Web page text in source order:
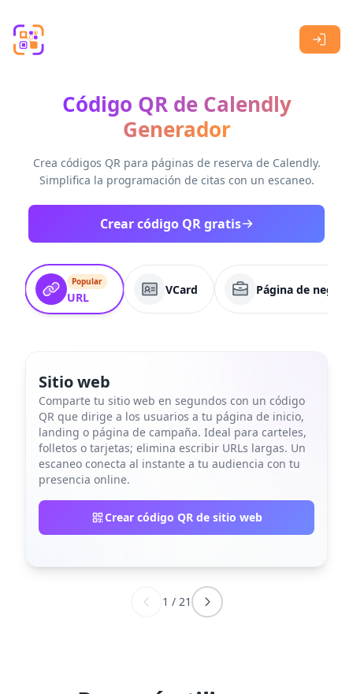
Código QR de Calendly
Generador
Crea códigos QR para páginas de reserva de Calendly.
Simplifica la programación de citas con un escaneo.
Crear código QR gratis
Popular
URL
VCard Página de
Sitio web
Comparte tu sitio web en segundos con un código
QR que dirige a los usuarios a tu página de inicio,
landing o página de campaña. Ideal para carteles,
folletos o tarjetas; elimina escribir URLs largas. Un
escaneo conecta al instante a tu audiencia con tu
presencia online.
Crear código QR de sitio web
1 / 21